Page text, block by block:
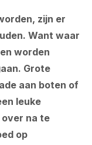
zijn er
Want waar
worden
Grote
aan boten of
leuke
over na te
op